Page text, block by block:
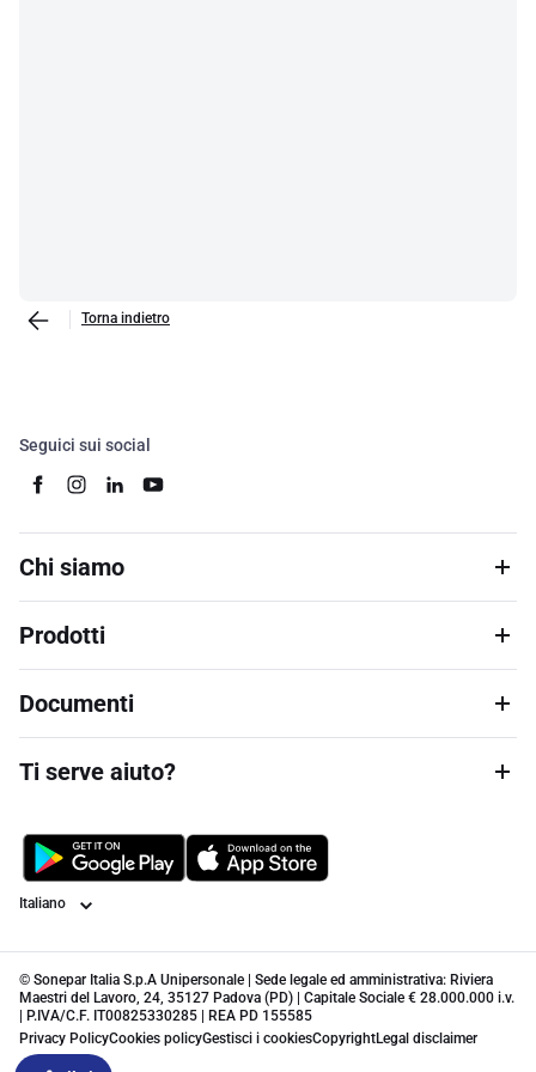
Torna indietro
Seguici sui social
Chi siamo
Prodotti
Documenti
Ti serve aiuto?
Lingua
© Sonepar Italia S.p.A Unipersonale | Sede legale ed amministrativa: Riviera
Maestri del Lavoro, 24, 35127 Padova (PD) | Capitale Sociale € 28.000.000 i.v.
| P.IVA/C.F. IT00825330285 | REA PD 155585
Privacy PolicyCookies policyGestisci i cookiesCopyrightLegal disclaimer